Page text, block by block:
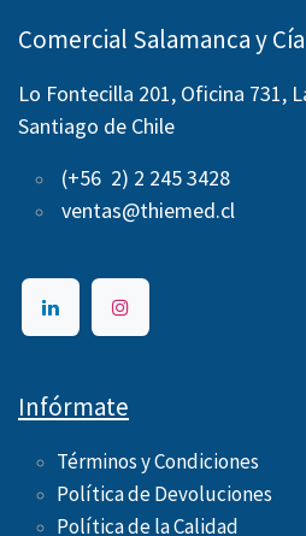
Comercial Salamanca y
Lo Fontecilla 201, Oficina 731,
Santiago de Chile
(+56 2) 2 245 3428
ventas@thiemed.cl
Infórmate
Términos y Condiciones
Política de Devoluciones
Política de la Calidad